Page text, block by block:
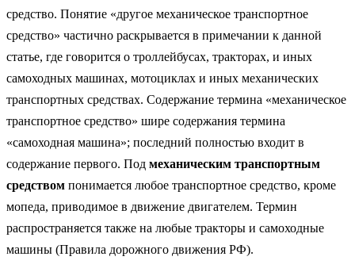
средство. Понятие «другое механическое транспортное
средство» частично раскрывается в примечании к данной
статье, где говорится о троллейбусах, тракторах, и иных
самоходных машинах, мотоциклах и иных механических
транспортных средствах. Содержание термина «механическое
транспортное средство» шире содержания термина
«самоходная машина»; последний полностью входит в
содержание первого. Под механическим транспортным
средством понимается любое транспортное средство, кроме
мопеда, приводимое в движение двигателем. Термин
распространяется также на любые тракторы и самоходные
машины (Правила дорожного движения РФ).